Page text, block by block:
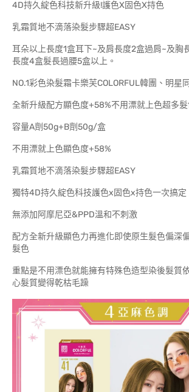
4D持久綻色科技新升級!護色X固色X持色
乳霜質地不滴落染髮步驟超EASY
耳朵以上長度1盒耳下~及肩長度2盒過肩~及胸
長度4盒髮長過腰5盒以上。
NO.1彩色染髮霜卡樂芙COLORFUL韓團、明星
全新升級配方顯色度+58%不用漂就上色超多
容量A劑50g+B劑50g/盒
不用漂就上色顯色度+58%
乳霜質地不滴落染髮步驟超EASY
獨特4D持久綻色科技護色x固色x持色一次搞定
無添加阿摩尼亞&PPD溫和不刺激
配方全新升級顯色力再進化即使原生髮色偏深
髮色
重點是不用漂色就能擁有特殊色造型染後髮質
心髮質變得乾枯毛躁